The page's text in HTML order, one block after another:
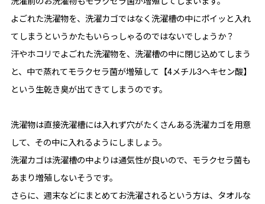
よごれた洗濯物を、洗濯カゴではなく洗濯槽の中にポイッと入れ
てしまうというかたもいらっしゃるのではないでしょうか？
汗やホコリでよごれた洗濯物を、洗濯槽の中に閉じ込めてしまう
と、中で蒸れてモラクセラ菌が増殖して【4メチル3ヘキセン酸】
という生乾き臭が出てきてしまうのです。
洗濯物は直接洗濯槽には入れず穴がたくさんある洗濯カゴを用意
して、その中に入れるようにしましょう。
洗濯カゴは洗濯槽の中よりは通気性が良いので、モラクセラ菌も
あまり増殖しないそうです。
さらに、週末などにまとめてお洗濯されるという方は、タオルな